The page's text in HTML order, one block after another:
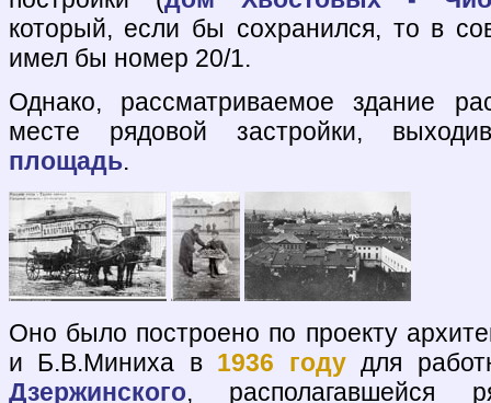
который, если бы сохранился, то в
имел бы номер 20/1.
Однако, рассматриваемое здание
месте рядовой застройки,
площадь.
Оно было построено по проекту
и Б.В.Миниха в 1936 годудля
Дзержинского,